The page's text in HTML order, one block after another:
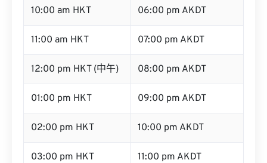
10:00 am HKT 06:00 pm AKDT
11:00 am HKT 07:00 pm AKDT
12:00 pm HKT (中午) 08:00 pm AKDT
01:00 pm HKT 09:00 pm AKDT
02:00 pm HKT 10:00 pm AKDT
03:00 pm HKT 11:00 pm AKDT